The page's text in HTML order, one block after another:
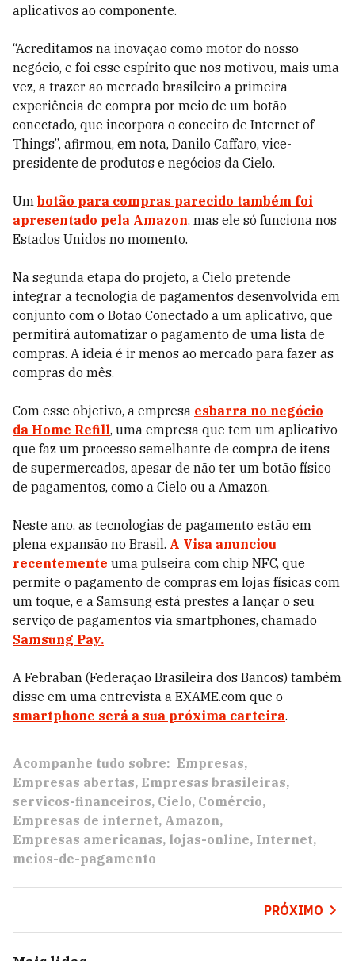
aplicativos ao componente.
“Acreditamos na inovação como motor do nosso
negócio, e foi esse espírito que nos motivou, mais uma
vez, a trazer ao mercado brasileiro a primeira
experiência de compra por meio de um botão
conectado, que incorpora o conceito de Internet of
Things”, afirmou, em nota, Danilo Caffaro, vice-
presidente de produtos e negócios da Cielo.
Um botão para compras parecido também foi
apresentado pela Amazon, mas ele só funciona nos
Estados Unidos no momento.
Na segunda etapa do projeto, a Cielo pretende
integrar a tecnologia de pagamentos desenvolvida em
conjunto com o Botão Conectado a um aplicativo, que
permitirá automatizar o pagamento de uma lista de
compras. A ideia é ir menos ao mercado para fazer as
compras do mês.
Com esse objetivo, a empresa esbarra no negócio
da Home Refill, uma empresa que tem um aplicativo
que faz um processo semelhante de compra de itens
de supermercados, apesar de não ter um botão físico
de pagamentos, como a Cielo ou a Amazon.
Neste ano, as tecnologias de pagamento estão em
plena expansão no Brasil. A Visa anunciou
recentemente uma pulseira com chip NFC, que
permite o pagamento de compras em lojas físicas com
um toque, e a Samsung está prestes a lançar o seu
serviço de pagamentos via smartphones, chamado
Samsung Pay.
A Febraban (Federação Brasileira dos Bancos) também
disse em uma entrevista a EXAME.com que o
smartphone será a sua próxima carteira.
Acompanhe tudo sobre: Empresas
Empresas abertas Empresas brasileiras
servicos-financeiros Cielo Comércio
Empresas de internet Amazon
Empresas americanas lojas-online Internet
meios-de-pagamento
PRÓXIMO